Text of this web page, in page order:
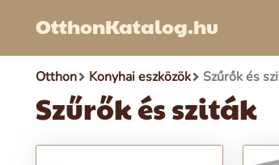
OtthonKatalog.hu
Otthon Konyhai eszközök Szűrők és
Szűrők és sziták